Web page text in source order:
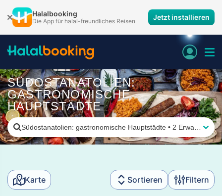
Halalbooking
Die App für halal-freundliches Reisen Jetzt installieren
SÜDOSTANATOLIEN:
GASTRONOMISCHE
HAUPTSTÄDTE
Südostanatolien: gastronomische Hauptstädte • 2 Erwachsene
Karte Sortieren Filtern